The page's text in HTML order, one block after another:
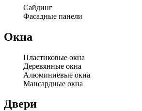
Сайдинг
Фасадные панели
Окна
Пластиковые окна
Деревянные окна
Алюминиевые окна
Мансардные окна
Двери